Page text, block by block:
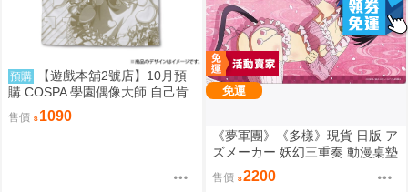
預購
【遊戲本舖2號店】10月預
購 COSPA 學園偶像大師 自己肯
定感爆上げ↑↑ 藤田ことね 滿版印
刷T恤 0822
售價 1090
免運
《夢軍團》《多樣》現貨 日版 ア
ズメーカー 妖幻三重奏 動漫桌墊
卡墊 花奏鈴
售價 2200